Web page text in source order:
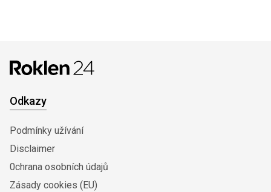
Odkazy
Podmínky užívání
Disclaimer
0chrana osobních údajů
Zásady cookies (EU)